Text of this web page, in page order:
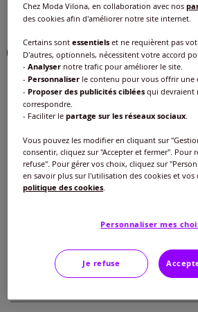
Choisir une couleur :
Taille :
Veuillez sélectionner une taille
40 -En stock
En stock
23€
Chez Moda Vilona, en collaboration avec nos
des cookies afin d'améliorer notre site internet.
Certains sontessentiels et ne requièrent pas
D'autres, optionnels, nécessitent votre accord
-Analyser notre trafic pour améliorer le site.
- Personnaliser le contenu pour vous offrir une
- Proposer des publicités ciblées qui devraient
correspondre.
- Faciliter lepartage sur les réseaux sociaux.
Vous pouvez les modifier en cliquant sur
consentir, cliquez sur "Accepter et fermer". Pour
refuse". Pour gérer vos choix, cliquez sur
en savoir plus sur l'utilisation des cookies et
politique des cookies.
Personnaliser mes
Je refuse